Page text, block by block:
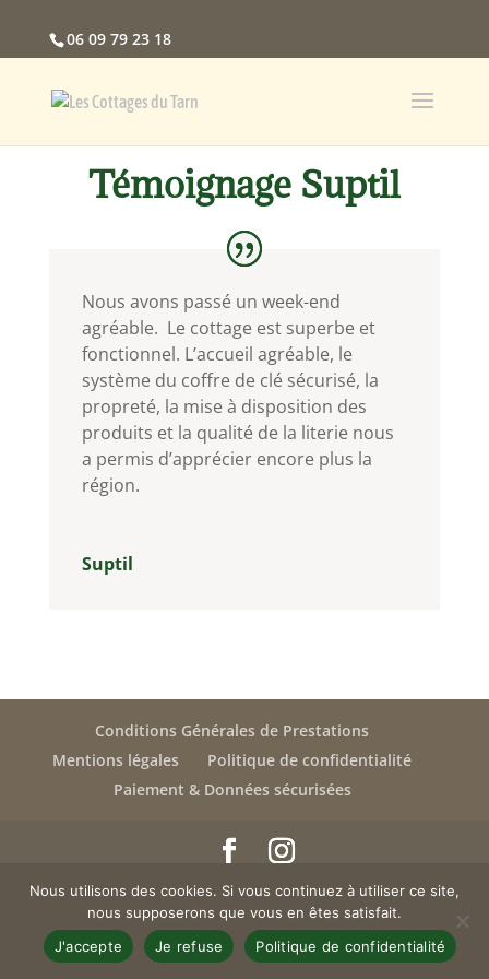
06 09 79 23 18
Témoignage Suptil
Nous avons passé un week-end
agréable. Le cottage est superbe et
fonctionnel. L’accueil agréable, le
système du coffre de clé sécurisé, la
propreté, la mise à disposition des
produits et la qualité de la literie nous
a permis d’apprécier encore plus la
région.
Suptil
Conditions Générales de Prestations
Mentions légales
Politique de confidentialité
Paiement & Données sécurisées
Copyright © 2019 LES COTTAGES DU TARN | Site by Electra
Studio
Nous utilisons des cookies. Si vous continuez à utiliser ce site,
nous supposerons que vous en êtes satisfait.
J'accepte
Je refuse Politique de confidentialité